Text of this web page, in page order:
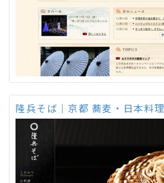
隆兵そば｜京都 蕎麦・日本料理